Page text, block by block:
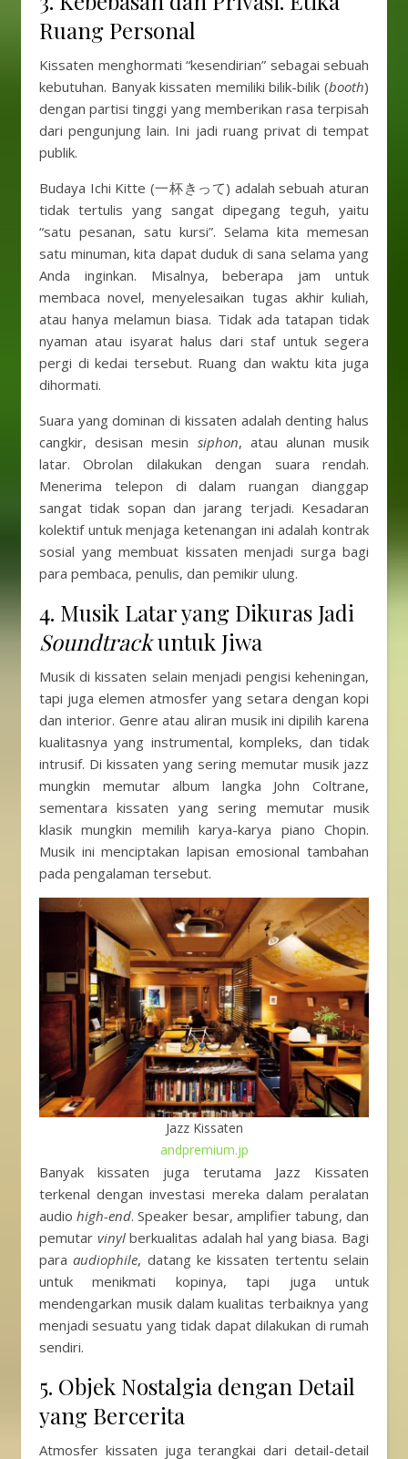
Ruang Personal
Kissaten menghormati “kesendirian” sebagai sebuah
kebutuhan. Banyak kissaten memiliki bilik-bilik (booth)
dengan partisi tinggi yang memberikan rasa terpisah
dari pengunjung lain. Ini jadi ruang privat di tempat
publik.
Budaya Ichi Kitte (一杯きって) adalah sebuah aturan
tidak tertulis yang sangat dipegang teguh, yaitu
“satu pesanan, satu kursi”. Selama kita memesan
satu minuman, kita dapat duduk di sana selama yang
Anda inginkan. Misalnya, beberapa jam untuk
membaca novel, menyelesaikan tugas akhir kuliah,
atau hanya melamun biasa. Tidak ada tatapan tidak
nyaman atau isyarat halus dari staf untuk segera
pergi di kedai tersebut. Ruang dan waktu kita juga
dihormati.
Suara yang dominan di kissaten adalah denting halus
cangkir, desisan mesin siphon, atau alunan musik
latar. Obrolan dilakukan dengan suara rendah.
Menerima telepon di dalam ruangan dianggap
sangat tidak sopan dan jarang terjadi. Kesadaran
kolektif untuk menjaga ketenangan ini adalah kontrak
sosial yang membuat kissaten menjadi surga bagi
para pembaca, penulis, dan pemikir ulung.
4. Musik Latar yang Dikuras Jadi
Soundtrackuntuk Jiwa
Musik di kissaten selain menjadi pengisi keheningan,
tapi juga elemen atmosfer yang setara dengan kopi
dan interior. Genre atau aliran musik ini dipilih karena
kualitasnya yang instrumental, kompleks, dan tidak
intrusif. Di kissaten yang sering memutar musik jazz
mungkin memutar album langka John Coltrane,
sementara kissaten yang sering memutar musik
klasik mungkin memilih karya-karya piano Chopin.
Musik ini menciptakan lapisan emosional tambahan
pada pengalaman tersebut.
Jazz Kissaten
andpremium.jp
Banyak kissaten juga terutama Jazz Kissaten
terkenal dengan investasi mereka dalam peralatan
audiohigh-end. Speaker besar, amplifier tabung, dan
pemutar vinylberkualitas adalah hal yang biasa. Bagi
paraaudiophile, datang ke kissaten tertentu selain
untuk menikmati kopinya, tapi juga untuk
mendengarkan musik dalam kualitas terbaiknya yang
menjadi sesuatu yang tidak dapat dilakukan di rumah
sendiri.
5. Objek Nostalgia dengan Detail
yang Bercerita
Atmosfer kissaten juga terangkai dari detail-detail